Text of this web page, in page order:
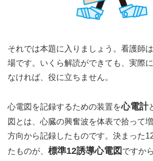
それでは本題に入りましょう。看護師
場です。いくら解読ができても、実際
なければ、役に立ちません。
心電図を記録するための装置を心電計
図とは、心臓の興奮波を体表で拾って
方向から記録したものです。決まった
たものが、 標準12誘導心電図 ですか